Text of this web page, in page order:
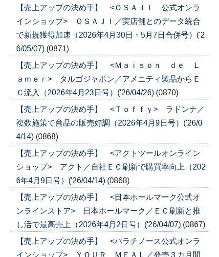
【売上アップの決め手】 <ＯＳＡＪＩ 公式オンラ
インショップ> ＯＳＡＪＩ／実店舗とのデータ統合
で新規獲得加速（2026年4月30日・5月7日合併号）('2
6/05/07) (0871)
【売上アップの決め手】 <Ｍａｉｓｏｎ ｄｅ Ｌ
ａｍｅｒ> タルゴジャポン／アメニティ製品からＥ
Ｃ流入（2026年4月23日号）('26/04/26) (0870)
【売上アップの決め手】 <Ｔｏｆｆｙ> ラドンナ／
複数施策で商品の販売好調（2026年4月9日号）('26/0
4/14) (0868)
【売上アップの決め手】 <アクトツールオンライン
ショップ> アクト／自社ＥＣ刷新で購買率向上（202
6年4月9日号）('26/04/14) (0868)
【売上アップの決め手】 <日本ホールマーク公式オ
ンラインストア> 日本ホールマーク／ＥＣ刷新と推
し活で最高売上（2026年4月2日号）('26/04/07) (0867)
【売上アップの決め手】 <パラチノース公式オンラ
インショップ> ＹＯＵＲ ＭＥＡＬ／発売３カ月間